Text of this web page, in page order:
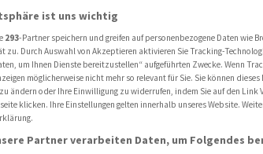
ist uns wichtig
293-Partner speichern und greifen auf personenbezogene Daten wie
zu. Durch Auswahl von Akzeptieren aktivieren Sie Tracking-
um Ihnen Dienste bereitzustellen“ aufgeführten Zwecke. Wenn
möglicherweise nicht mehr so relevant für Sie. Sie können
ändern oder Ihre Einwilligung zu widerrufen, indem Sie auf den Link
klicken. Ihre Einstellungen gelten innerhalb unseres Website.
Partner verarbeiten Daten, um Folgendes